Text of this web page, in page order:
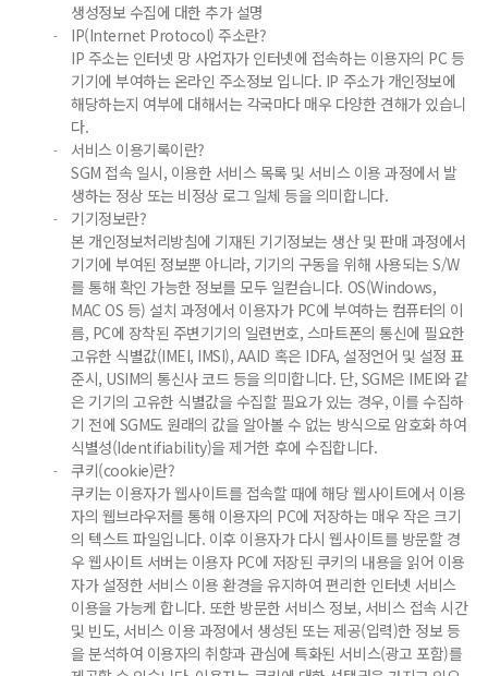
생성정보 수집에 대한 추가 설명
-
IP(Internet Protocol) 주소란?
IP 주소는 인터넷 망 사업자가 인터넷에 접속하는 이용자의 PC 등
기기에 부여하는 온라인 주소정보 입니다. IP 주소가 개인정보에
해당하는지 여부에 대해서는 각국마다 매우 다양한 견해가 있습니
다.
-
서비스 이용기록이란?
SGM 접속 일시, 이용한 서비스 목록 및 서비스 이용 과정에서 발
생하는 정상 또는 비정상 로그 일체 등을 의미합니다.
-
기기정보란?
본 개인정보처리방침에 기재된 기기정보는 생산 및 판매 과정에서
기기에 부여된 정보뿐 아니라, 기기의 구동을 위해 사용되는 S/W
를 통해 확인 가능한 정보를 모두 일컫습니다. OS(Windows,
MAC OS 등) 설치 과정에서 이용자가 PC에 부여하는 컴퓨터의 이
름, PC에 장착된 주변기기의 일련번호, 스마트폰의 통신에 필요한
고유한 식별값(IMEI, IMSI), AAID 혹은 IDFA, 설정언어 및 설정 표
준시, USIM의 통신사 코드 등을 의미합니다. 단, SGM은 IMEI와 같
은 기기의 고유한 식별값을 수집할 필요가 있는 경우, 이를 수집하
기 전에 SGM도 원래의 값을 알아볼 수 없는 방식으로 암호화 하여
식별성(Identifiability)을 제거한 후에 수집합니다.
-
쿠키(cookie)란?
쿠키는 이용자가 웹사이트를 접속할 때에 해당 웹사이트에서 이용
자의 웹브라우저를 통해 이용자의 PC에 저장하는 매우 작은 크기
의 텍스트 파일입니다. 이후 이용자가 다시 웹사이트를 방문할 경
우 웹사이트 서버는 이용자 PC에 저장된 쿠키의 내용을 읽어 이용
자가 설정한 서비스 이용 환경을 유지하여 편리한 인터넷 서비스
이용을 가능케 합니다. 또한 방문한 서비스 정보, 서비스 접속 시간
및 빈도, 서비스 이용 과정에서 생성된 또는 제공(입력)한 정보 등
을 분석하여 이용자의 취향과 관심에 특화된 서비스(광고 포함)를